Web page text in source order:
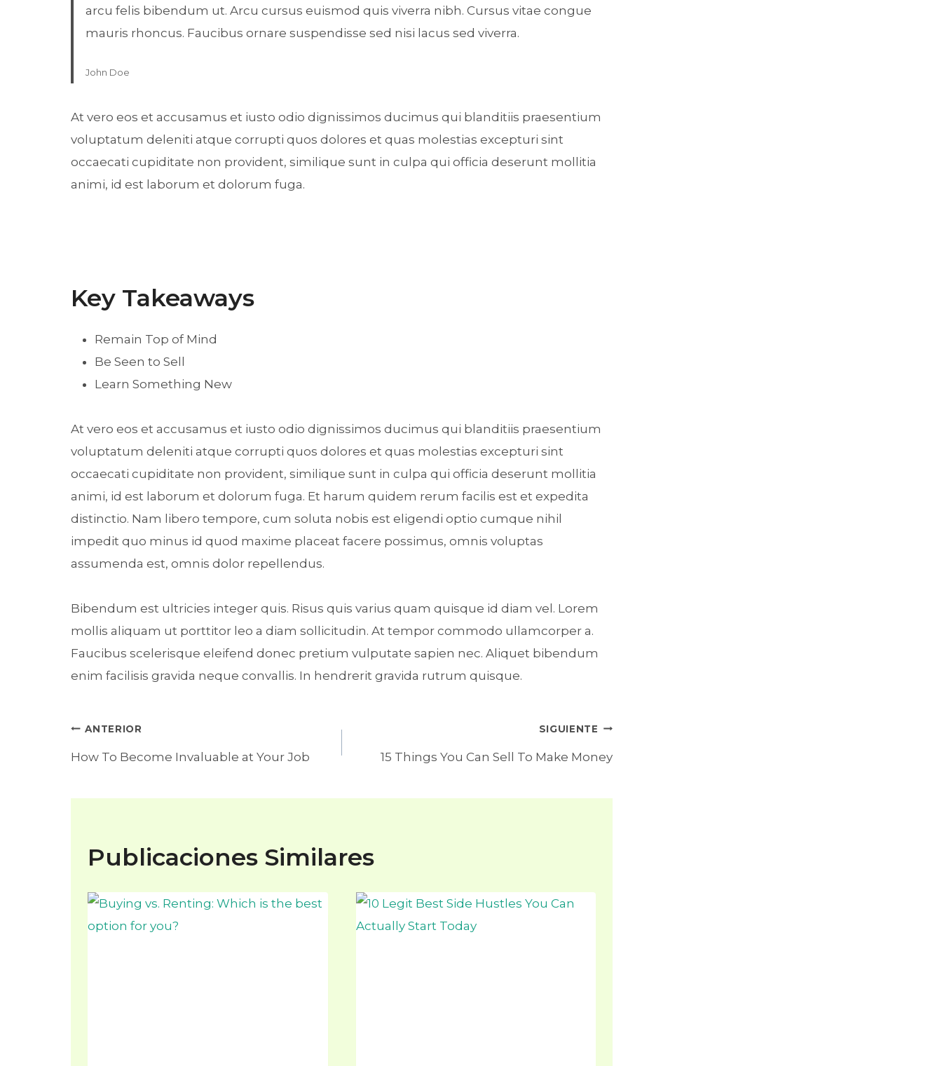
arcu felis bibendum ut. Arcu cursus euismod quis viverra nibh. Cursus vitae congue
mauris rhoncus. Faucibus ornare suspendisse sed nisi lacus sed viverra.
John Doe
At vero eos et accusamus et iusto odio dignissimos ducimus qui blanditiis praesentium
voluptatum deleniti atque corrupti quos dolores et quas molestias excepturi sint
occaecati cupiditate non provident, similique sunt in culpa qui officia deserunt mollitia
animi, id est laborum et dolorum fuga.
Key Takeaways
Remain Top of Mind
Be Seen to Sell
Learn Something New
At vero eos et accusamus et iusto odio dignissimos ducimus qui blanditiis praesentium
voluptatum deleniti atque corrupti quos dolores et quas molestias excepturi sint
occaecati cupiditate non provident, similique sunt in culpa qui officia deserunt mollitia
animi, id est laborum et dolorum fuga. Et harum quidem rerum facilis est et expedita
distinctio. Nam libero tempore, cum soluta nobis est eligendi optio cumque nihil
impedit quo minus id quod maxime placeat facere possimus, omnis voluptas
assumenda est, omnis dolor repellendus.
Bibendum est ultricies integer quis. Risus quis varius quam quisque id diam vel. Lorem
mollis aliquam ut porttitor leo a diam sollicitudin. At tempor commodo ullamcorper a.
Faucibus scelerisque eleifend donec pretium vulputate sapien nec. Aliquet bibendum
enim facilisis gravida neque convallis. In hendrerit gravida rutrum quisque.
Navegación
de
entradas
ANTERIOR
How To Become Invaluable at Your Job
SIGUIENTE
15 Things You Can Sell To Make Money
Publicaciones Similares